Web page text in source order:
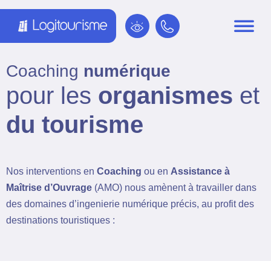
Coaching numérique
pour les organismes et
du tourisme
Nos interventions en Coaching ou en Assistance à
Maîtrise d’Ouvrage (AMO) nous amènent à travailler dans
des domaines d’ingenierie numérique précis, au profit des
destinations touristiques :